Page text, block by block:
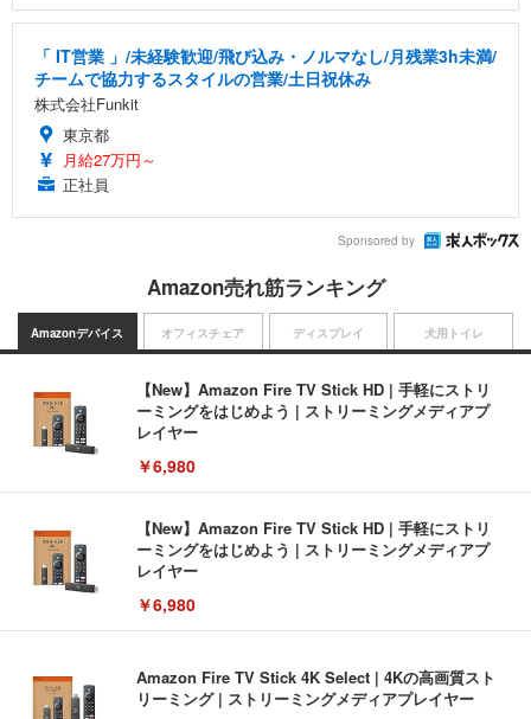
「 IT営業 」/未経験歓迎/飛び込み・ノルマなし/月残業3h未満/
チームで協力するスタイルの営業/土日祝休み
株式会社Funkit
東京都
月給27万円～
正社員
Sponsored by
Amazon売れ筋ランキング
Amazonデバイス
【New】Amazon Fire TV Stick HD | 手軽にストリ
ーミングをはじめよう | ストリーミングメディアプ
レイヤー
￥6,980
【New】Amazon Fire TV Stick HD | 手軽にストリ
ーミングをはじめよう | ストリーミングメディアプ
レイヤー
￥6,980
Amazon Fire TV Stick 4K Select | 4Kの高画質スト
リーミング | ストリーミングメディアプレイヤー
オフィスチェア ディスプレイ 犬用トイレ